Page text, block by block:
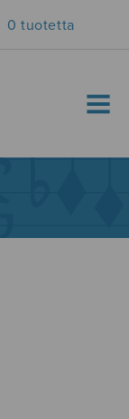
0 tuotetta
MENU